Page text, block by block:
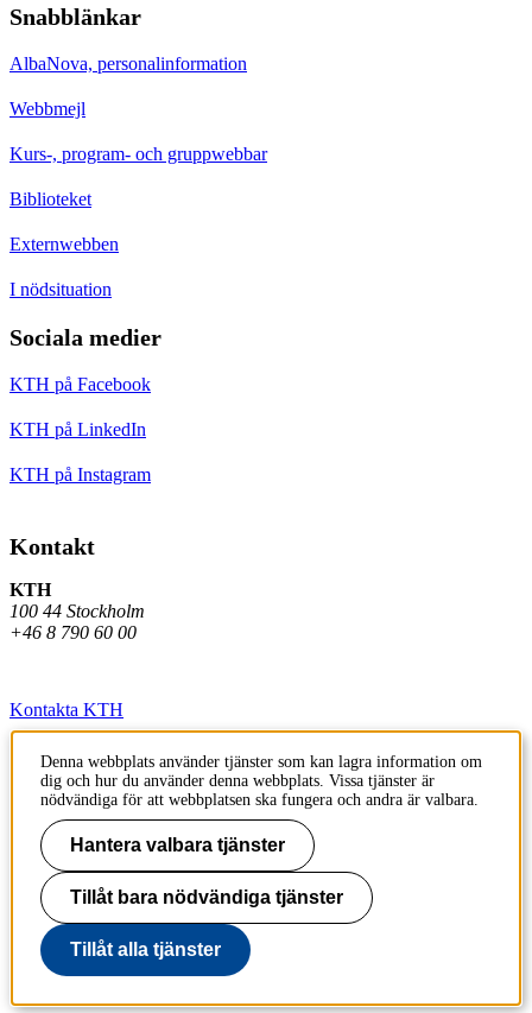
Snabblänkar
AlbaNova, personalinformation
Webbmejl
Kurs-, program- och gruppwebbar
Biblioteket
Externwebben
I nödsituation
Sociala medier
KTH på Facebook
KTH på LinkedIn
KTH på Instagram
Kontakt
KTH
100 44 Stockholm
+46 8 790 60 00
Kontakta KTH
Jobba på KTH
Press och media
Faktura och betalning KTH
Om KTH:s webbplatser
Tillgänglighetsredogörelse
Denna webbplats använder tjänster som kan lagra information om
dig och hur du använder denna webbplats. Vissa tjänster är
nödvändiga för att webbplatsen ska fungera och andra är valbara.
Hantera valbara tjänster
Tillåt bara nödvändiga tjänster
Tillåt alla tjänster